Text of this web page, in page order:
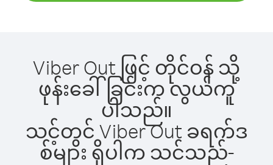
Viber Out ဖြင့် တိုင်ဝန် သို့
ဖုန်းခေါ်ခြင်းက လွယ်ကူ
ပါသည်။
သင့်တွင် Viber Out ခရက်ဒ
စ်များ ရှိပါက သင်သည်-